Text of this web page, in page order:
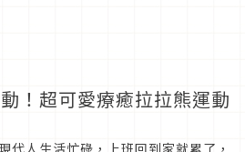
！超可愛療癒拉拉熊運動
代人生活忙碌，上班回到家就累了，